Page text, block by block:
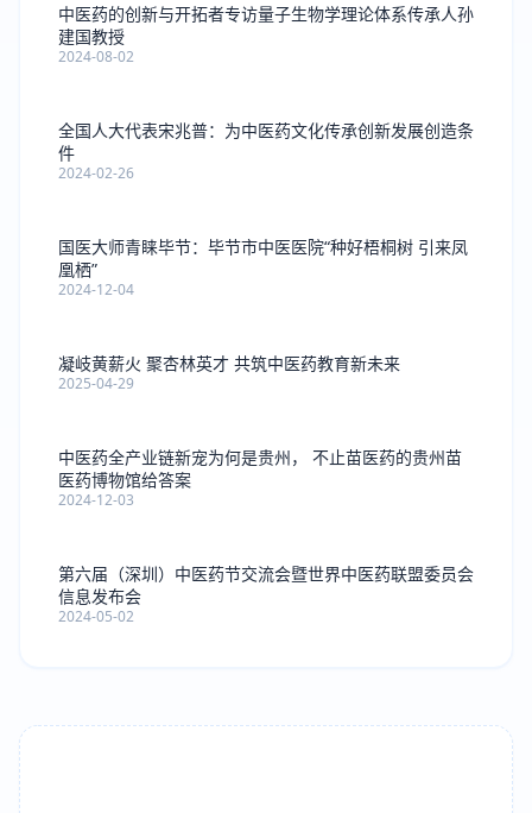
中医药的创新与开拓者专访量子生物学理论体系传承人孙
建国教授
2024-08-02
全国人大代表宋兆普：为中医药文化传承创新发展创造条
件
2024-02-26
国医大师青睐毕节：毕节市中医医院“种好梧桐树 引来凤
凰栖”
2024-12-04
凝岐黄薪火 聚杏林英才 共筑中医药教育新未来
2025-04-29
中医药全产业链新宠为何是贵州， 不止苗医药的贵州苗
医药博物馆给答案
2024-12-03
第六届（深圳）中医药节交流会暨世界中医药联盟委员会
信息发布会
2024-05-02